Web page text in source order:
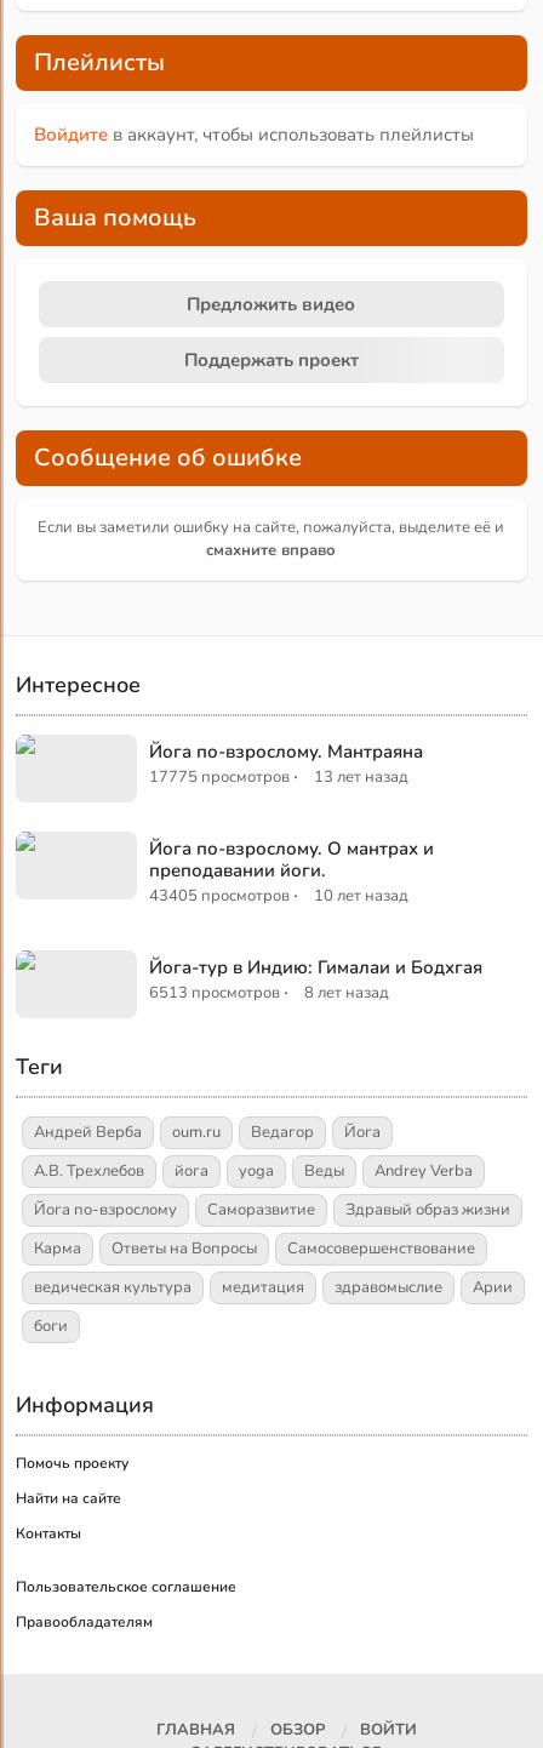
Плейлисты
Войдите в аккаунт, чтобы использовать плейлисты
Ваша помощь
Предложить видео
Поддержать проект
Сообщение об ошибке
Если вы заметили ошибку на сайте, пожалуйста, выделите её и
смахните вправо
Интересное
Йога по-взрослому. Мантраяна
17775 просмотров · 13 лет назад
Йога по-взрослому. О мантрах и
преподавании йоги.
43405 просмотров · 10 лет назад
Йога-тур в Индию: Гималаи и Бодхгая
6513 просмотров · 8 лет назад
Теги
Андрей Верба oum.ru Ведагор
Йога
А.В. Трехлебов
йога yoga Веды
Andrey Verba
Йога по-взрослому
Саморазвитие
Здравый образ жизни
Карма
Ответы на Вопросы
Самосовершенствование
ведическая культура
медитация здравомыслие
Арии
боги
Информация
Помочь проекту
Найти на сайте
Контакты
Пользовательское соглашение
Правообладателям
ГЛАВНАЯ ОБЗОР
ВОЙТИ